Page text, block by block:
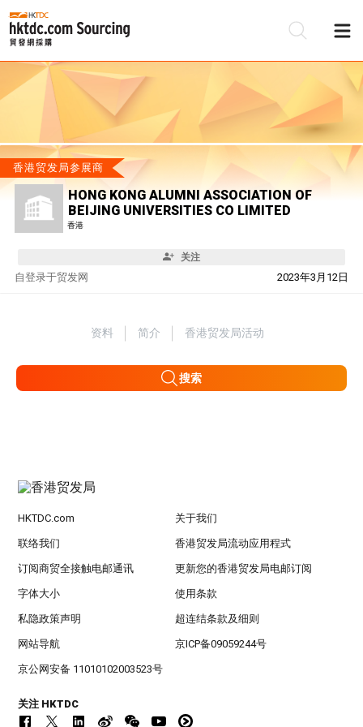
香港贸发局参展商
HONG KONG ALUMNI ASSOCIATION OF
BEIJING UNIVERSITIES CO LIMITED
香港
关注
自 2023年3月12日
登录于贸发网
资料 简介 香港贸发局活动
搜索
HKTDC.com 关于我们
联络我们 香港贸发局流动应用程式
订阅商贸全接触电邮通讯 更新您的香港贸发局电邮订阅
字体大小 使用条款
私隐政策声明 超连结条款及细则
网站导航 京ICP备09059244号
京公网安备 11010102003523号
关注 HKTDC